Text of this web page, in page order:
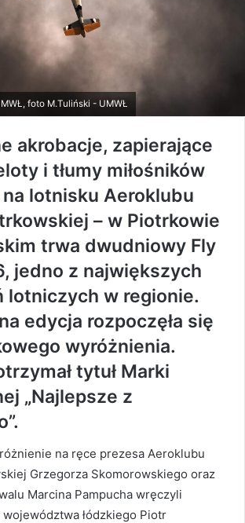
foto M.Tuliński - UMWŁ
akrobacje, zapierające
i tłumy miłośników
lotnisku Aeroklubu
– w Piotrkowie
trwa dwudniowy Fly
jedno z największych
lotniczych w regionie.
edycja rozpoczęła się
wyróżnienia.
tytuł Marki
„Najlepsze z
na ręce prezesa Aeroklubu
Grzegorza Skomorowskiego oraz
Marcina Pampucha wręczyli
województwa łódzkiego Piotr